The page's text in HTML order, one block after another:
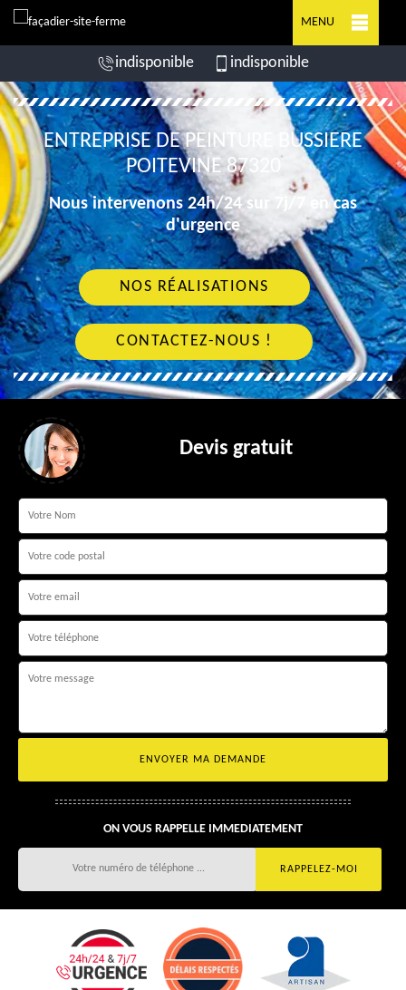
MENU
indisponible indisponible
ENTREPRISE DE PEINTURE BUSSIERE
POITEVINE 87320
Nous intervenons 24h/24 sur 7j/7 en cas
d'urgence
NOS RÉALISATIONS
CONTACTEZ-NOUS !
Devis gratuit
ON VOUS RAPPELLE IMMEDIATEMENT